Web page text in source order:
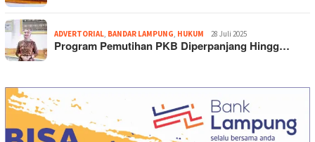
ADVERTORIAL BANDAR LAMPUNG HUKUM 28 Juli 2025
Program Pemutihan PKB Diperpanjang Hingg…